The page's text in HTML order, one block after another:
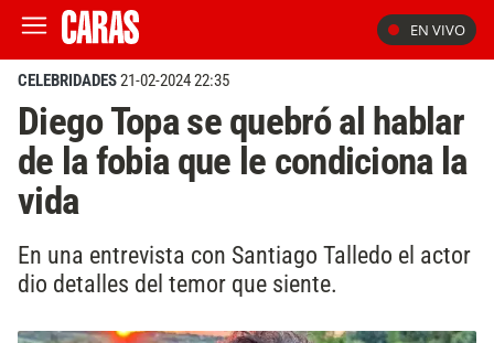
EN VIVO
CELEBRIDADES21-02-2024 22:35
Diego Topa se quebró al hablar
de la fobia que le condiciona la
vida
En una entrevista con Santiago Talledo el actor
dio detalles del temor que siente.